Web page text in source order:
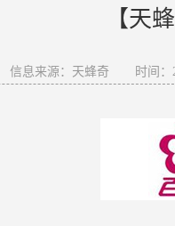
【天
信息来源：天蜂奇 时间：